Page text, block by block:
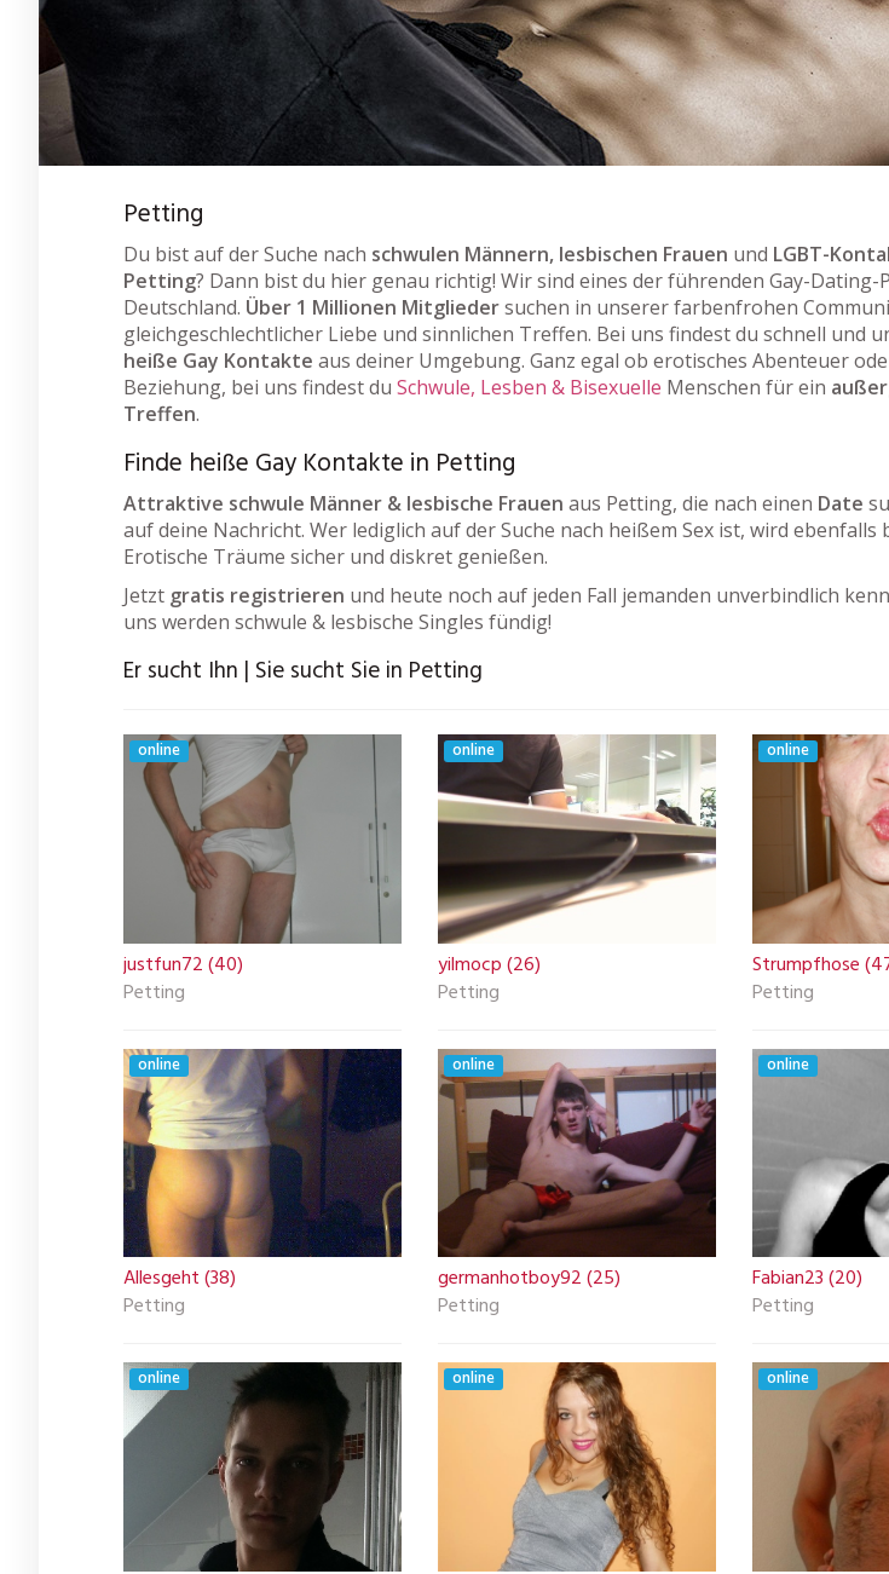
Petting
Du bist auf der Suche nach schwulen Männern, lesbischen Frauen und LGBT-
Petting? Dann bist du hier genau richtig! Wir sind eines der führenden Gay-Dating-
Deutschland. Über 1 Millionen Mitgliedersuchen in unserer farbenfrohen
gleichgeschlechtlicher Liebe und sinnlichen Treffen. Bei uns findest du schnell und
heiße Gay Kontakte aus deiner Umgebung. Ganz egal ob erotisches Abenteuer
Beziehung, bei uns findest du Schwule, Lesben & Bisexuelle Menschen für ein
Treffen.
Finde heiße Gay Kontakte in Petting
Attraktive schwule Männer & lesbische Frauen aus Petting, die nach einen Date
auf deine Nachricht. Wer lediglich auf der Suche nach heißem Sex ist, wird ebenfalls
Erotische Träume sicher und diskret genießen.
Jetzt gratis registrieren und heute noch auf jeden Fall jemanden unverbindlich
uns werden schwule & lesbische Singles fündig!
Er sucht Ihn | Sie sucht Sie in Petting
online
justfun72 (40)
Petting
online
yilmocp (26)
Petting
online
Strumpfhose
Petting
online
Allesgeht (38)
Petting
online
germanhotboy92 (25)
Petting
online
Fabian23 (20)
Petting
online online online